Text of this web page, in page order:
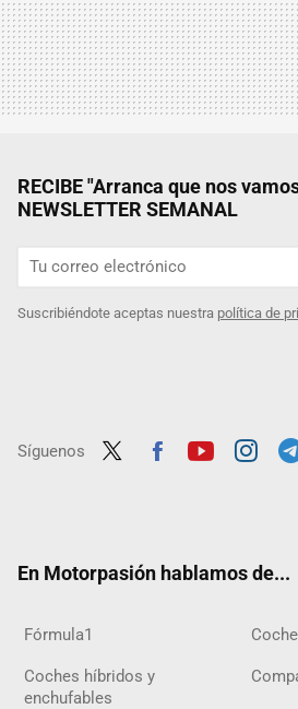
RECIBE "Arranca que nos
NEWSLETTER SEMANAL
Suscribiéndote aceptas nuestra política de
Síguenos
En Motorpasión hablamos de...
Fórmula1
Coches híbridos y
enchufables